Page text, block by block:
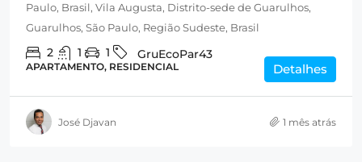
Paulo, Brasil, Vila Augusta, Distrito-sede de Guarulhos,
Guarulhos, São Paulo, Região Sudeste, Brasil
2 1 1 GruEcoPar43
APARTAMENTO, RESIDENCIAL Detalhes
José Djavan 1 mês atrás